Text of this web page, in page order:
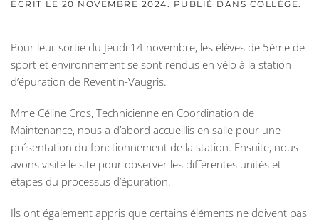
ÉCRIT LE 20 NOVEMBRE 2024. PUBLIÉ DANS COLLÈGE.
Pour leur sortie du Jeudi 14 novembre, les élèves de 5ème de
sport et environnement se sont rendus en vélo à la station
d’épuration de Reventin-Vaugris.
Mme Céline Cros, Technicienne en Coordination de
Maintenance, nous a d’abord accueillis en salle pour une
présentation du fonctionnement de la station. Ensuite, nous
avons visité le site pour observer les différentes unités et
étapes du processus d’épuration.
Ils ont également appris que certains éléments ne doivent pas